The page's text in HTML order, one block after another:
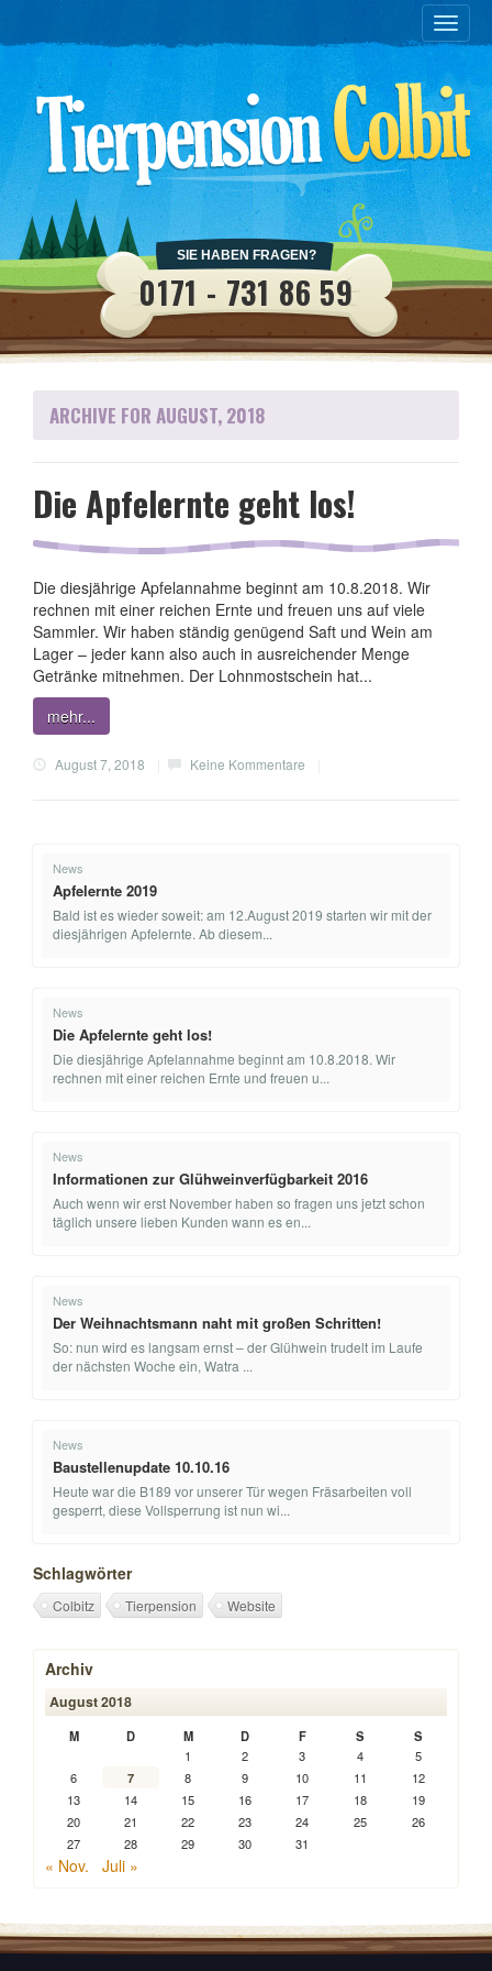
Toggle
SIE HABEN FRAGEN?
0171 - 731 86 59
ARCHIVE FOR AUGUST, 2018
Die Apfelernte geht los!
Die diesjährige Apfelannahme beginnt am 10.8.2018. Wir
rechnen mit einer reichen Ernte und freuen uns auf viele
Sammler. Wir haben ständig genügend Saft und Wein am
Lager – jeder kann also auch in ausreichender Menge
Getränke mitnehmen. Der Lohnmostschein hat...
mehr...
August 7, 2018 Keine Kommentare
News
Apfelernte 2019
Bald ist es wieder soweit: am 12.August 2019 starten wir mit der
diesjährigen Apfelernte. Ab diesem...
News
Die Apfelernte geht los!
Die diesjährige Apfelannahme beginnt am 10.8.2018. Wir
rechnen mit einer reichen Ernte und freuen u...
News
Informationen zur Glühweinverfügbarkeit 2016
Auch wenn wir erst November haben so fragen uns jetzt schon
täglich unsere lieben Kunden wann es en...
News
Der Weihnachtsmann naht mit großen Schritten!
So: nun wird es langsam ernst – der Glühwein trudelt im Laufe
der nächsten Woche ein, Watra ...
News
Baustellenupdate 10.10.16
Heute war die B189 vor unserer Tür wegen Fräsarbeiten voll
gesperrt, diese Vollsperrung ist nun wi...
Schlagwörter
Colbitz Tierpension Website
Archiv
August 2018
M D M D F S
S
1
2 3 4
5
6
7 8 9 10 11
12
13
14 15 16 17 18
19
20
21 22 23 24 25
26
27
28 29 30 31
« Nov. Juli »